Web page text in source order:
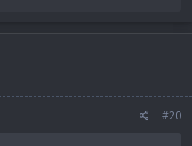
#20